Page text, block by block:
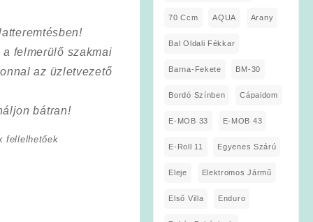
felmerülő szakmai
az üzletvezető
bátran!
fellelhetőek
70 Ccm AQUA Arany
Bal Oldali Fékkar
Barna-Fekete BM-30
Bordó Színben Cápaidom
E-MOB 33 E-MOB 43
E-Roll 11 Egyenes Szárú
Eleje Elektromos Jármű
Első Villa Enduro